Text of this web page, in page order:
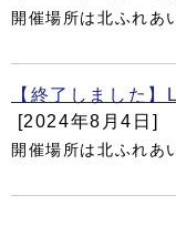
開催場所は北ふれあ
【終了しました】
[2024年8月4日]
開催場所は北ふれあ